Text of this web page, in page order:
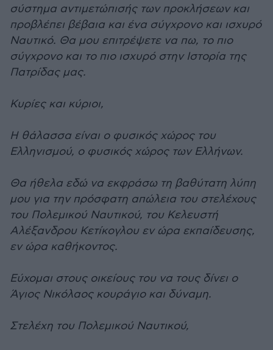
σύστημα αντιμετώπισής των προκλήσεων και
προβλέπει βέβαια και ένα σύγχρονο και ισχυρό
Ναυτικό. Θα μου επιτρέψετε να πω, το πιο
σύγχρονο και το πιο ισχυρό στην Ιστορία της
Πατρίδας μας.
Κυρίες και κύριοι,
Η θάλασσα είναι ο φυσικός χώρος του
Ελληνισμού, ο φυσικός χώρος των Ελλήνων.
Θα ήθελα εδώ να εκφράσω τη βαθύτατη λύπη
μου για την πρόσφατη απώλεια του στελέχους
του Πολεμικού Ναυτικού, του Κελευστή
Αλέξανδρου Κετίκογλου εν ώρα εκπαίδευσης,
εν ώρα καθήκοντος.
Εύχομαι στους οικείους του να τους δίνει ο
Άγιος Νικόλαος κουράγιο και δύναμη.
Στελέχη του Πολεμικού Ναυτικού,